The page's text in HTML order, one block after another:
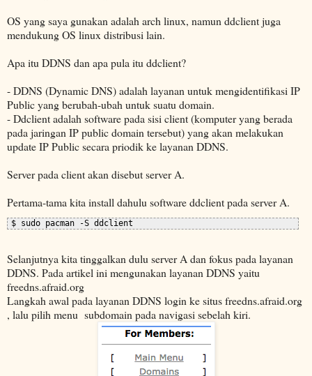
OS yang saya gunakan adalah arch linux, namun ddclient juga
mendukung OS linux distribusi lain.
Apa itu DDNS dan apa pula itu ddclient?
- DDNS (Dynamic DNS) adalah layanan untuk mengidentifikasi IP
Public yang berubah-ubah untuk suatu domain.
- Ddclient adalah software pada sisi client (komputer yang berada
pada jaringan IP public domain tersebut) yang akan melakukan
update IP Public secara priodik ke layanan DDNS.
Server pada client akan disebut server A.
Pertama-tama kita install dahulu software ddclient pada server A.
$ sudo pacman -S ddclient
Selanjutnya kita tinggalkan dulu server A dan fokus pada layanan
DDNS. Pada artikel ini mengunakan layanan DDNS yaitu
freedns.afraid.org
Langkah awal pada layanan DDNS login ke situs freedns.afraid.org
, lalu pilih menu subdomain pada navigasi sebelah kiri.